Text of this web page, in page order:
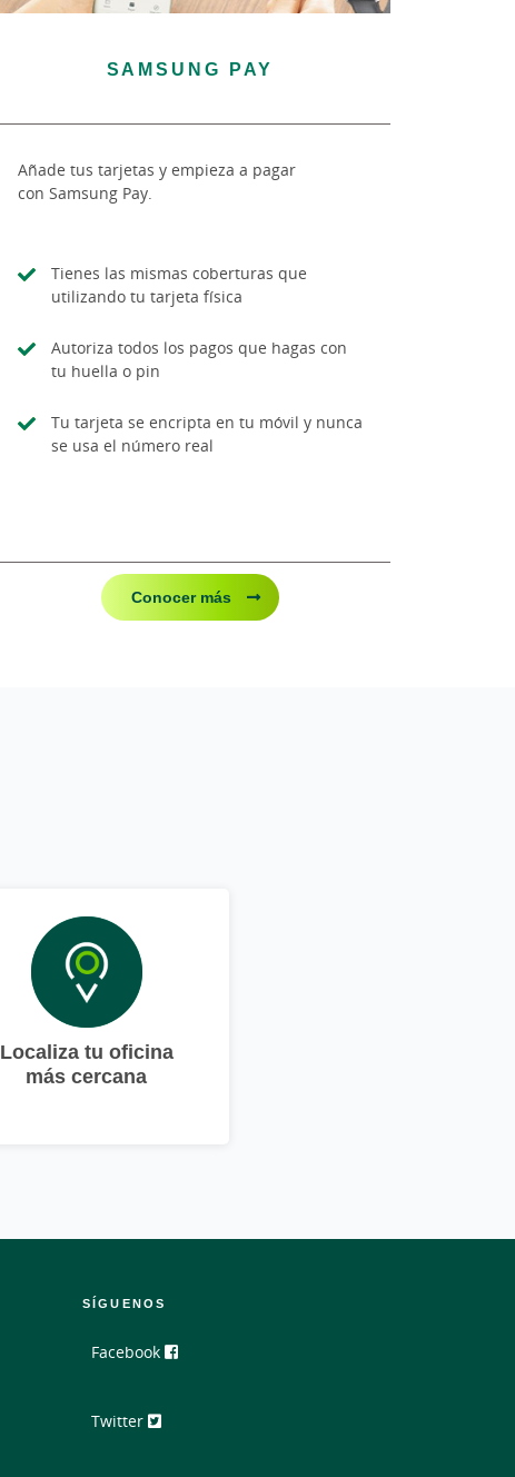
SAMSUNG PAY
Añade tus tarjetas y empieza a pagar
con Samsung Pay.
Tienes las mismas coberturas que
utilizando tu tarjeta física
Autoriza todos los pagos que hagas con
tu huella o pin
Tu tarjeta se encripta en tu móvil y nunca
se usa el número real
Conocer más
Localiza tu oficina
más cercana
SÍGUENOS
Facebook
Twitter